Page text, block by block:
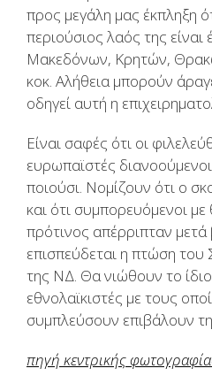
προς μεγάλη μας έκπληξη
περιούσιος λαός της
Μακεδόνων, Κρητών,
κοκ. Αλήθεια μπορούν
οδηγεί αυτή η
Είναι σαφές ότι οι
ευρωπαϊστές
ποιούσι. Νομίζουν ότι ο
και ότι συμπορευόμενοι με
πρότινος απέρριπταν μετά
επισπεύδεται η πτώση του
της ΝΔ. Θα νιώθουν το
εθνολαϊκιστές με τους
συμπλεύσουν επιβάλουν
πηγή κεντρικής